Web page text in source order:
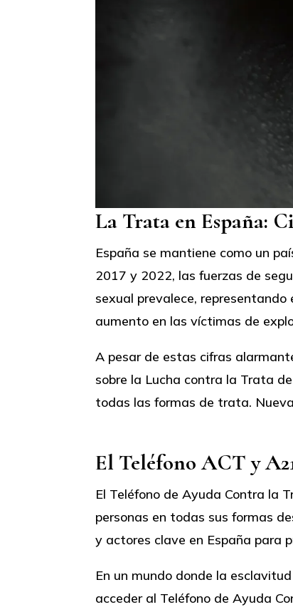
La Trata en España:
España se mantiene como un
2017 y 2022, las fuerzas de
sexual prevalece,
aumento en las víctimas de
A pesar de estas cifras
sobre la Lucha contra la Trata
todas las formas de trata.
El Teléfono ACT y
El Teléfono de Ayuda Contra la
personas en todas sus formas
y actores clave en España para
En un mundo donde la
acceder al Teléfono de Ayuda